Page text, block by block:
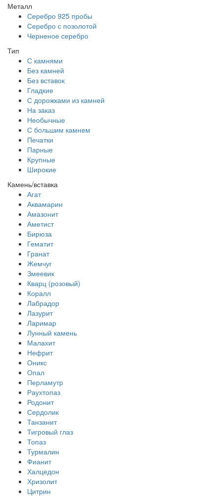
Металл
Серебро 925 пробы
Серебро с позолотой
Черненое серебро
Тип
С камнями
Без камней
Без вставок
Гладкие
С дорожками из камней
На заказ
Необычные
С большим камнем
Печатки
Парные
Крупные
Широкие
Камень/вставка
Агат
Аквамарин
Амазонит
Аметист
Бирюза
Гематит
Гранат
Жемчуг
Змеевик
Кварц (розовый)
Коралл
Лабрадор
Лазурит
Ларимар
Лунный камень
Малахит
Нефрит
Оникс
Опал
Перламутр
Раухтопаз
Родонит
Сердолик
Танзанит
Тигровый глаз
Топаз
Турмалин
Фианит
Халцедон
Хризолит
Цитрин